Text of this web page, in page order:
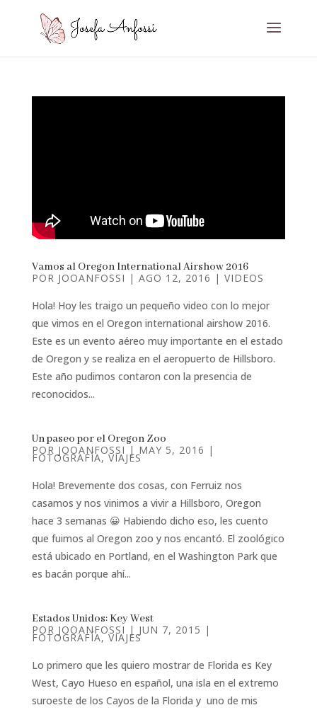
Vamos al Oregon International Airshow 2016
POR JOOANFOSSI | AGO 12, 2016 | VIDEOS
Hola! Hoy les traigo un pequeño video con lo mejor
que vimos en el Oregon international airshow 2016.
Este es un evento aéreo muy importante en el estado
de Oregon y se realiza en el aeropuerto de Hillsboro.
Este año pudimos contaron con la presencia de
reconocidos...
Un paseo por el Oregon Zoo
POR JOOANFOSSI | MAY 5, 2016 |
FOTOGRAFÍA,VIAJES
Hola! Brevemente dos cosas, con Ferruiz nos
casamos y nos vinimos a vivir a Hillsboro, Oregon
hace 3 semanas 😀 Habiendo dicho eso, les cuento
que fuimos al Oregon zoo y nos encantó. El zoológico
está ubicado en Portland, en el Washington Park que
es bacán porque ahí...
Estados Unidos: Key West
POR JOOANFOSSI | JUN 7, 2015 |
FOTOGRAFÍA,VIAJES
Lo primero que les quiero mostrar de Florida es Key
West, Cayo Hueso en español, una isla en el extremo
suroeste de los Cayos de la Florida y uno de mis